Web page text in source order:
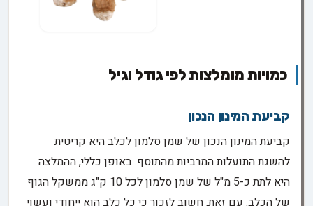
כמויות מומלצות לפי גודל וגיל
קביעת המינון הנכון
קביעת המינון הנכון של שמן סלמון לכלב היא קריטית
להשגת התועלות המרביות מהתוסף. באופן כללי, ההמלצה
היא לתת כ-5 מ"ל של שמן סלמון לכל 10 ק"ג ממשקל הגוף